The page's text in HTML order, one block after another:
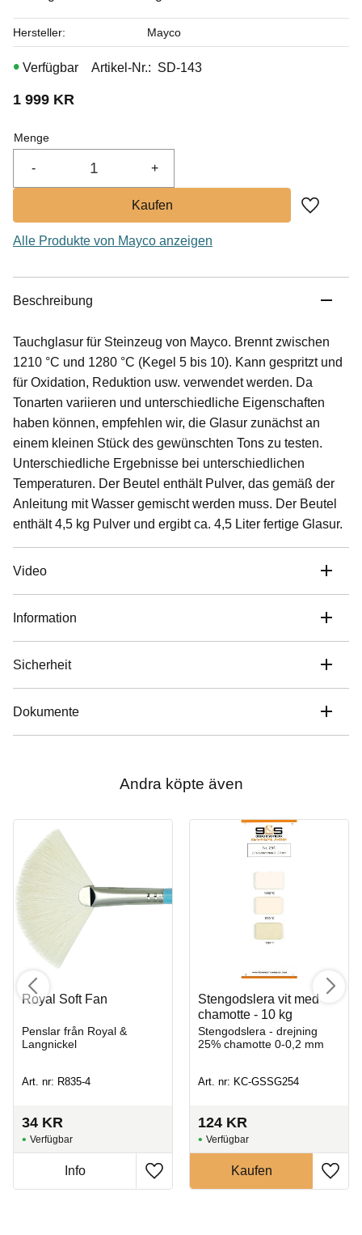
1 999 KR
Menge
+
-
Zu
Artikel-Nr. SD-143
Hersteller Mayco
Alle Produkte von Mayco anzeigen
Beschreibung
Tauchglasur für Steinzeug von Mayco. Brennt zwischen
1210 °C und 1280 °C (Kegel 5 bis 10). Kann gespritzt und
für Oxidation, Reduktion usw. verwendet werden. Da
Tonarten variieren und unterschiedliche Eigenschaften
haben können, empfehlen wir, die Glasur zunächst an
einem kleinen Stück des gewünschten Tons zu testen.
Unterschiedliche Ergebnisse bei unterschiedlichen
Temperaturen. Der Beutel enthält Pulver, das gemäß der
Anleitung mit Wasser gemischt werden muss. Der Beutel
enthält 4,5 kg Pulver und ergibt ca. 4,5 Liter fertige Glasur.
Video
Information
Sicherheit
Dokumente
Andra köpte även
Royal Soft Fan
Penslar från Royal &
Langnickel
Art. nr: R835-4
34 KR
Stengodslera vit med
chamotte - 10 kg
Stengodslera - drejning
25% chamotte 0-0,2 mm
Art. nr: KC-GSSG254
124 KR